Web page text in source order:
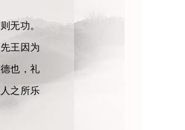
无功。
王因为
也，礼
之所乐